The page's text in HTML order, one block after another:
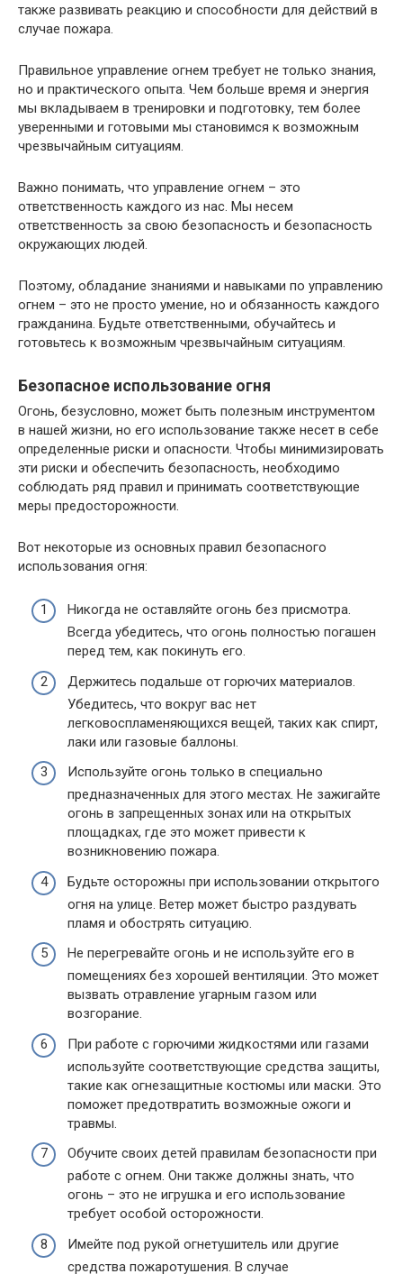
также развивать реакцию и способности для действий в
случае пожара.
Правильное управление огнем требует не только знания,
но и практического опыта. Чем больше время и энергия
мы вкладываем в тренировки и подготовку, тем более
уверенными и готовыми мы становимся к возможным
чрезвычайным ситуациям.
Важно понимать, что управление огнем – это
ответственность каждого из нас. Мы несем
ответственность за свою безопасность и безопасность
окружающих людей.
Поэтому, обладание знаниями и навыками по управлению
огнем – это не просто умение, но и обязанность каждого
гражданина. Будьте ответственными, обучайтесь и
готовьтесь к возможным чрезвычайным ситуациям.
Безопасное использование огня
Огонь, безусловно, может быть полезным инструментом
в нашей жизни, но его использование также несет в себе
определенные риски и опасности. Чтобы минимизировать
эти риски и обеспечить безопасность, необходимо
соблюдать ряд правил и принимать соответствующие
меры предосторожности.
Вот некоторые из основных правил безопасного
использования огня:
Никогда не оставляйте огонь без присмотра.
Всегда убедитесь, что огонь полностью погашен
перед тем, как покинуть его.
Держитесь подальше от горючих материалов.
Убедитесь, что вокруг вас нет
легковоспламеняющихся вещей, таких как спирт,
лаки или газовые баллоны.
Используйте огонь только в специально
предназначенных для этого местах. Не зажигайте
огонь в запрещенных зонах или на открытых
площадках, где это может привести к
возникновению пожара.
Будьте осторожны при использовании открытого
огня на улице. Ветер может быстро раздувать
пламя и обострять ситуацию.
Не перегревайте огонь и не используйте его в
помещениях без хорошей вентиляции. Это может
вызвать отравление угарным газом или
возгорание.
При работе с горючими жидкостями или газами
используйте соответствующие средства защиты,
такие как огнезащитные костюмы или маски. Это
поможет предотвратить возможные ожоги и
травмы.
Обучите своих детей правилам безопасности при
работе с огнем. Они также должны знать, что
огонь – это не игрушка и его использование
требует особой осторожности.
Имейте под рукой огнетушитель или другие
средства пожаротушения. В случае